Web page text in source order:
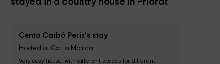
stayed in a country house in Priorat
Cento Carbó Peris's stay
Hosted at Ca La Mònica
Very cozy house, with different spaces for different